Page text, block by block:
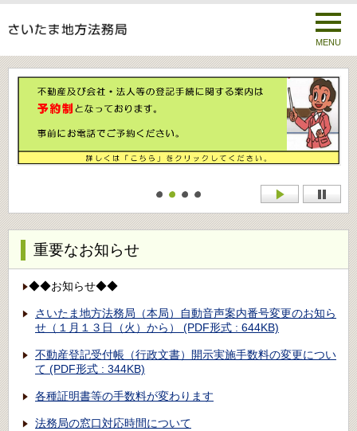
MENU
重要なお知らせ
◆◆お知らせ◆◆
さいたま地方法務局（本局）自動音声案内番号変更のお知ら
せ（１月１３日（火）から） (PDF形式 : 644KB)
不動産登記受付帳（行政文書）開示実施手数料の変更につい
て (PDF形式 : 344KB)
各種証明書等の手数料が変わります
法務局の窓口対応時間について